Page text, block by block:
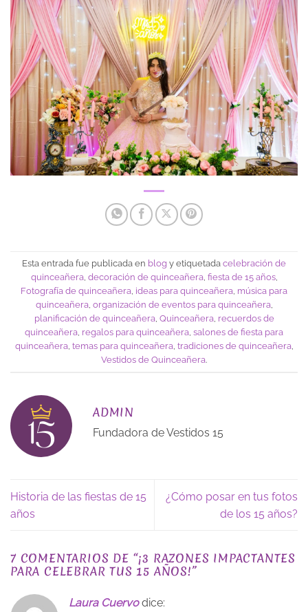
Esta entrada fue publicada en blog y etiquetada celebración de
quinceañera, decoración de quinceañera, fiesta de 15 años,
Fotografía de quinceañera ideas para quinceañera música para
quinceañera, organización de eventos para quinceañera,
planificación de quinceañera, Quinceañera, recuerdos de
quinceañera regalos para quinceañera salones de fiesta para
quinceañera, temas para quinceañera, tradiciones de quinceañera,
Vestidos de Quinceañera.
ADMIN
Fundadora de Vestidos 15
Historia de las fiestas de 15
años
¿Cómo posar en tus fotos
de los 15 años?
7 COMENTARIOS DE “¡3 RAZONES IMPACTANTES
PARA CELEBRAR TUS 15 AÑOS!”
Laura Cuervo dice: